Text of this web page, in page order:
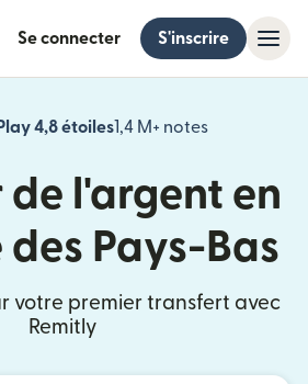
Se connecter S'inscrire
4,8 étoiles1,4 M+ notes
de l'argent en
Pays-Bas
votre premier transfert avec
Remitly